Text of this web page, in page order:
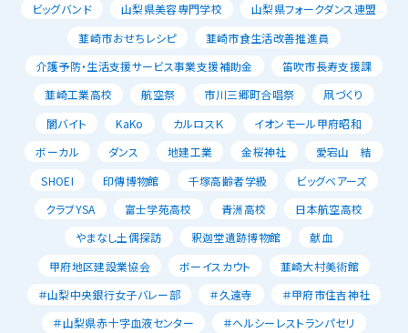
ビッグバンド
山梨県美容専門学校
山梨県フォークダンス連盟
韮崎市おせちレシピ
韮崎市食生活改善推進員
介護予防・生活支援サービス事業支援補助金
笛吹市長寿支援課
韮崎工業高校
航空祭 市川三郷町合唱祭
凧づくり
闇バイト
KaKo カルロスＫ
イオンモール甲府昭和
ボーカル
ダンス 地建工業 金桜神社
愛宕山 結
SHOEI
印傳博物館 千塚高齢者学級
ビッグベアーズ
クラブYSA
富士学苑高校 青洲高校
日本航空高校
やまなし土偶探訪
釈迦堂遺跡博物館
献血
甲府地区建設業協会
ボーイスカウト
韮崎大村美術館
＃山梨中央銀行女子バレー部
＃久遠寺
＃甲府市住吉神社
＃山梨県赤十字血液センター
＃ヘルシーレストランパセリ